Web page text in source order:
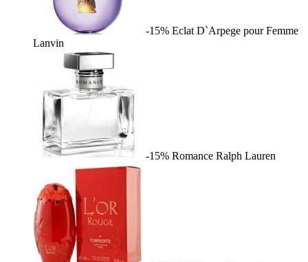
-15% Eclat D`Arpege pour Femme
Lanvin
-15% Romance Ralph Lauren